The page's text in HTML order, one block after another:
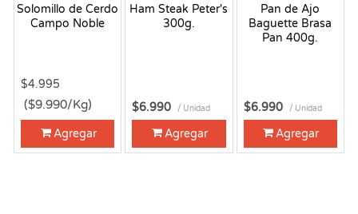
Solomillo de Cerdo
Campo Noble
$4.995
($9.990/Kg)
Agregar
Ham Steak Peter's
300g.
$6.990 / Unidad
Agregar
Pan de Ajo
Baguette Brasa
Pan 400g.
$6.990 / Unidad
Agregar